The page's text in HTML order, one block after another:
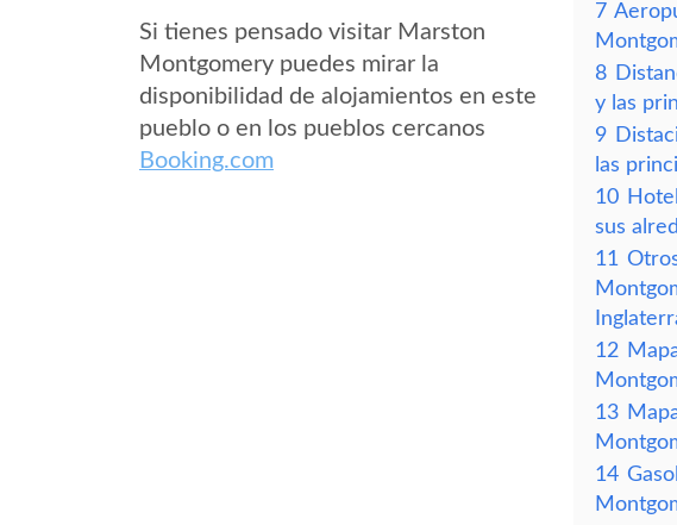
Si tienes pensado visitar Marston
Montgomery puedes mirar la
disponibilidad de alojamientos en este
pueblo o en los pueblos cercanos
Booking.com
7
8
y las
9
las
10
sus
11
12
13
14